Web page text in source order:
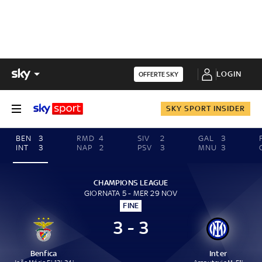
OFFERTE SKY LOGIN
SKY SPORT INSIDER
BEN
3
INT
3
RMD 4
NAP
2
SIV
2
PSV
3
GAL
3
MNU 3
CHAMPIONS LEAGUE
GIORNATA 5 - MER 29 NOV
FINE
Benfica
3 - 3
Inter